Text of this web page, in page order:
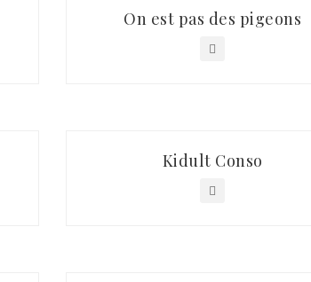
On est pas des pigeons
Kidult Conso